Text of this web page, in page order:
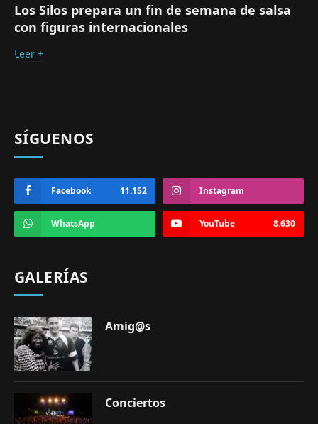
Los Silos prepara un fin de semana de salsa
con figuras internacionales
Leer +
SÍGUENOS
Facebook 11.152 Instagram
WhatsApp YouTube 8.630
GALERÍAS
Amig@s
Conciertos